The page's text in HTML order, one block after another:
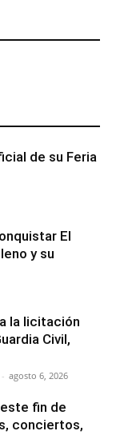
de su Feria
El
y su
la licitación
Civil,
- agosto 6, 2026
fin de
conciertos,